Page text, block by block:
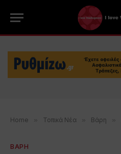
Home » Τοπικά Νέα » Βάρη »
ΒΑΡΗ